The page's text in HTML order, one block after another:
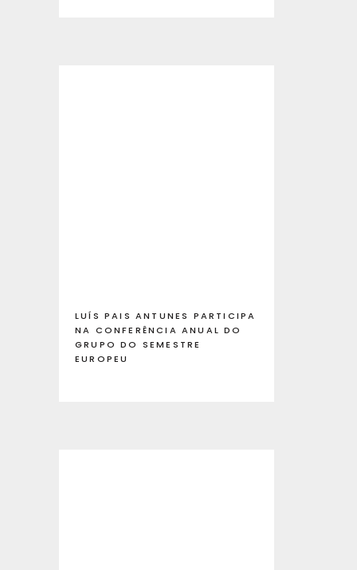
LUÍS PAIS ANTUNES PARTICIPA
NA CONFERÊNCIA ANUAL DO
GRUPO DO SEMESTRE
EUROPEU